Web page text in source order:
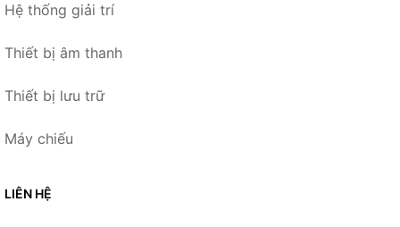
Hệ thống giải trí
Thiết bị âm thanh
Thiết bị lưu trữ
Máy chiếu
LIÊN HỆ